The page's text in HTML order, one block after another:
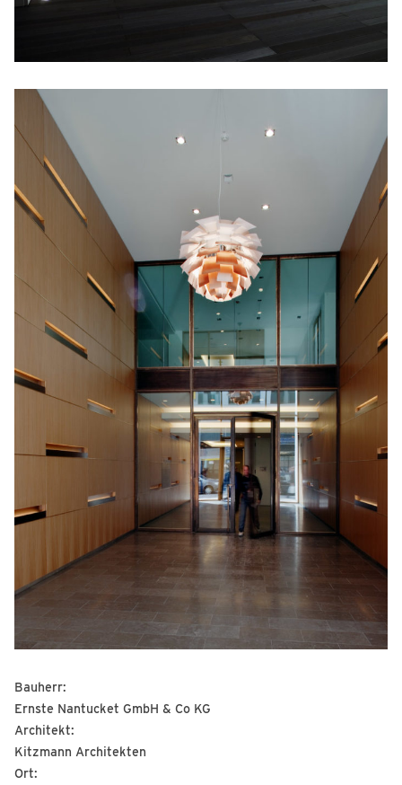
Bauherr:
Ernste Nantucket GmbH & Co KG
Architekt:
Kitzmann Architekten
Ort: